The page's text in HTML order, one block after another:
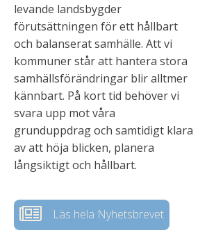
levande landsbygder
förutsättningen för ett hållbart
och balanserat samhälle. Att vi
kommuner står att hantera stora
samhällsförändringar blir alltmer
kännbart. På kort tid behöver vi
svara upp mot våra
grunduppdrag och samtidigt klara
av att höja blicken, planera
långsiktigt och hållbart.
Läs hela Nyhetsbrevet